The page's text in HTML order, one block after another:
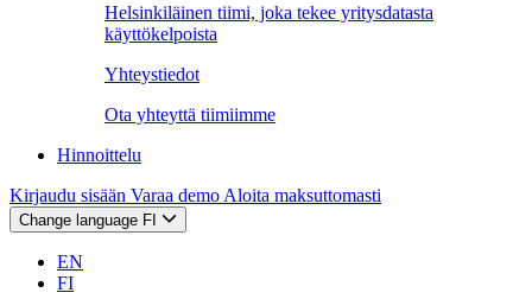
Helsinkiläinen tiimi, joka tekee yritysdatasta
käyttökelpoista
Yhteystiedot
Ota yhteyttä tiimiimme
Hinnoittelu
Kirjaudu sisään Varaa demo Aloita maksuttomasti
Change language FI
EN
FI